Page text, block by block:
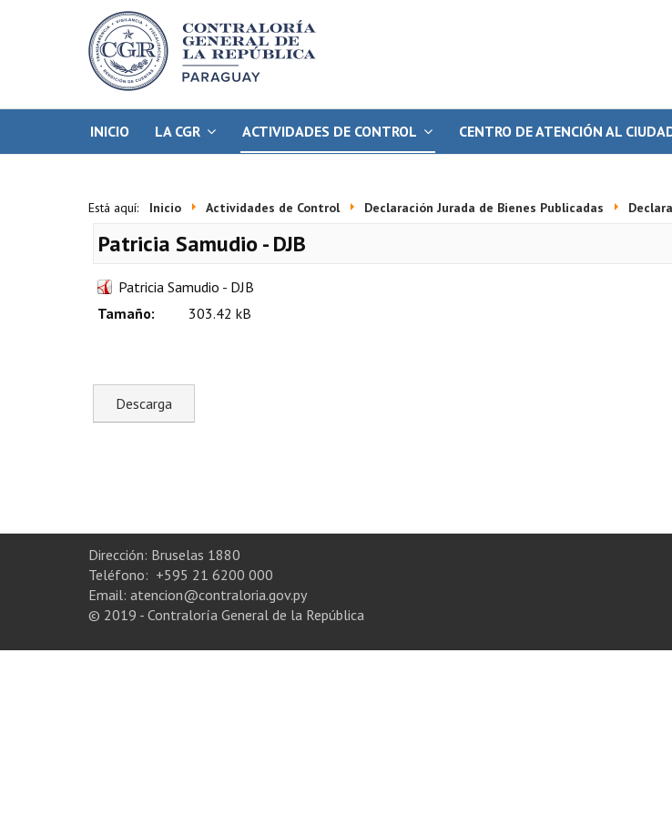
INICIO LA CGR ACTIVIDADES DE CONTROL CENTRO DE ATENCIÓN AL
Está aquí: Inicio Actividades de Control Declaración Jurada de Bienes Publicadas
Patricia Samudio - DJB
Patricia Samudio - DJB
Tamaño:
303.42 kB
Dirección: Bruselas 1880
Teléfono: +595 21 6200 000
Email: atencion@contraloria.gov.py
© 2019 - Contraloría General de la República